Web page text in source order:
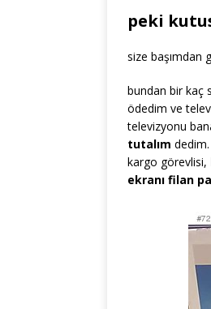
peki
size başımdan
bundan bir kaç
ödedim ve
televizyonu
tutalım dedim.
kargo görevlisi,
ekranı filan